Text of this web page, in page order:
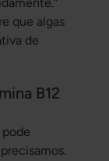
que algas
de
B12